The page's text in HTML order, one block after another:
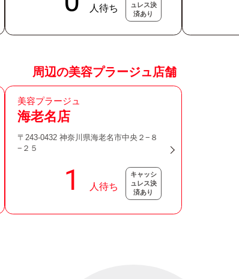
ュレス決
済あり
周辺の美容プラージュ店舗
美容プラージュ
海老名店
〒243-0432 神奈川県海老名市中央２−８
−２５
キャッシ
ュレス決
済あり